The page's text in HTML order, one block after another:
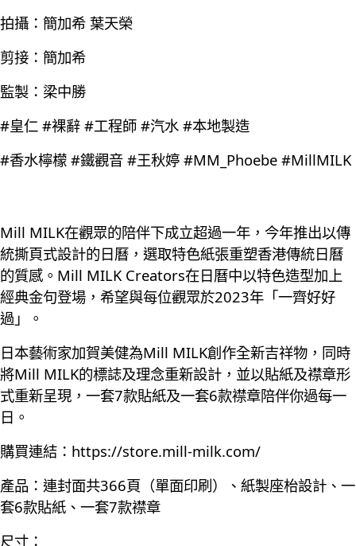
拍攝：簡加希 葉天榮
剪接：簡加希
監製：梁中勝
#皇仁 #裸辭 #工程師 #汽水 #本地製造
#香水檸檬 #鐵觀音 #王秋婷 #MM_Phoebe #MillMILK
Mill MILK在觀眾的陪伴下成立超過一年，今年推出以傳
統撕頁式設計的日曆，選取特色紙張重塑香港傳統日曆
的質感。Mill MILK Creators在日曆中以特色造型加上
經典金句登場，希望與每位觀眾於2023年「一齊好好
過」。
日本藝術家加賀美健為Mill MILK創作全新吉祥物，同時
將Mill MILK的標誌及理念重新設計，並以貼紙及襟章形
式重新呈現，一套7款貼紙及一套6款襟章陪伴你過每一
日。
購買連結： https://store.mill-milk.com/
產品：連封面共366頁（單面印刷）、紙製座枱設計、一
套6款貼紙、一套7款襟章
尺寸：